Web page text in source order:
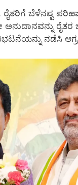
ಬೆಳೆನಷ್ಟ
ನಡೆಸಿ